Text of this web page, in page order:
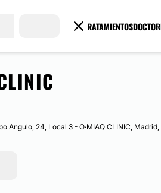
TRATAMIENTOS
Angulo, 24, Local 3 - O·MIAQ CLINIC,